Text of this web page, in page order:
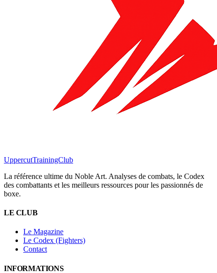
UppercutTrainingClub
La référence ultime du Noble Art. Analyses de combats, le Codex
des combattants et les meilleurs ressources pour les passionnés de
boxe.
LE CLUB
Le Magazine
Le Codex (Fighters)
Contact
INFORMATIONS